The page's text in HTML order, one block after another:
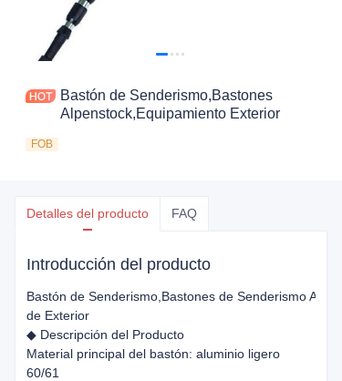
Bastón de Senderismo,Bastones
Alpenstock,Equipamiento Exterior
FOB
Detalles del producto FAQ
Introducción del producto
Bastón de Senderismo, Bastones de Senderismo
de Exterior
◆ Descripción del Producto
Material principal del bastón: aluminio ligero
60/61